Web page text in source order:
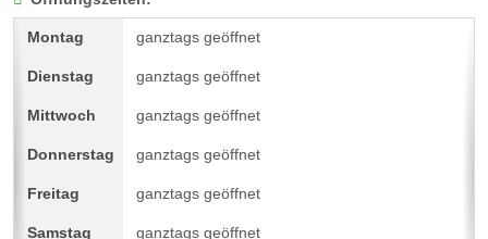
ganztags geöffnet
ganztags geöffnet
ganztags geöffnet
ganztags geöffnet
ganztags geöffnet
ganztags geöffnet